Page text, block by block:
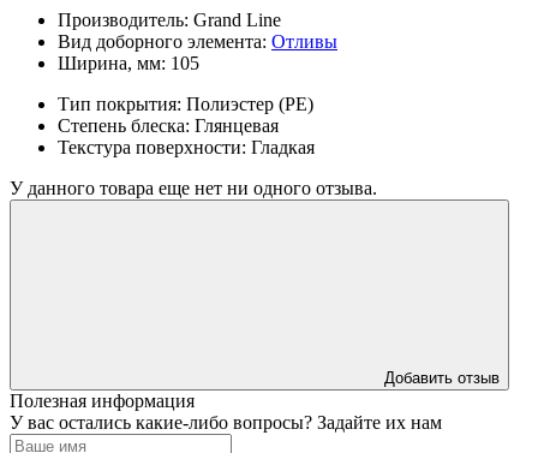
Производитель: Grand Line
Вид доборного элемента: Отливы
Ширина, мм: 105
Тип покрытия: Полиэстер (PE)
Степень блеска: Глянцевая
Текстура поверхности: Гладкая
У данного товара еще нет ни одного отзыва.
Добавить отзыв
Полезная информация
У вас остались какие-либо вопросы? Задайте их нам